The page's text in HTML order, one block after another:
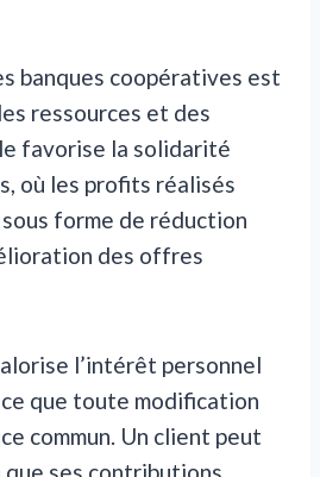
banques coopératives est
ressources et des
favorise la solidarité
où les profits réalisés
forme de réduction
des offres
l’intérêt personnel
que toute modification
commun. Un client peut
que ses contributions